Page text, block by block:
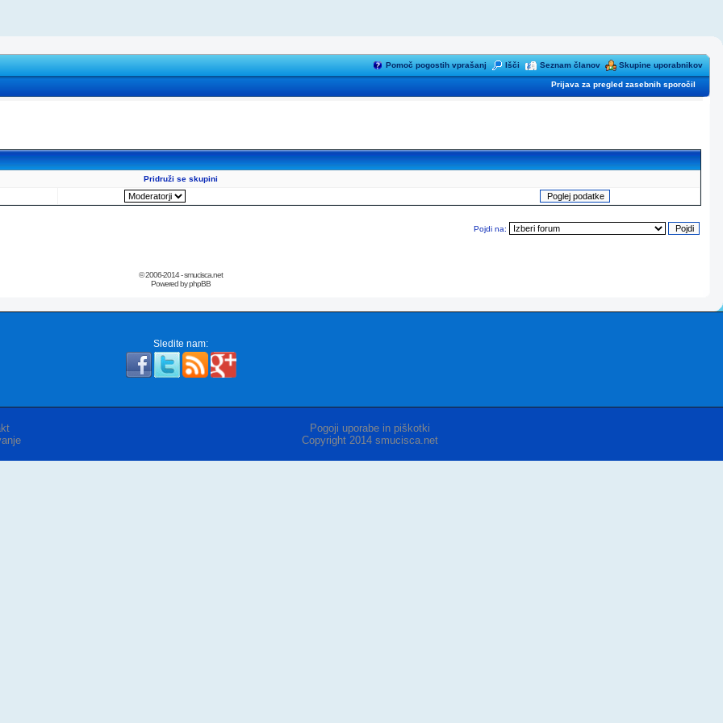
Pomoč pogostih vprašanj Išči Seznam članov Skupine uporabnikov
Prijava za pregled zasebnih sporočil
Pridruži se skupini
Pojdi na:
© 2006-2014 - smucisca.net
Powered by phpBB
Sledite nam:
Pogoji uporabe in piškotki
Copyright 2014 smucisca.net